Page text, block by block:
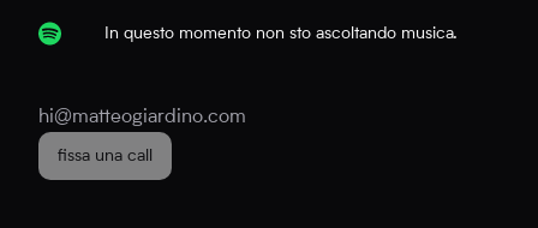
In questo momento non sto ascoltando musica.
hi@matteogiardino.com
fissa una call